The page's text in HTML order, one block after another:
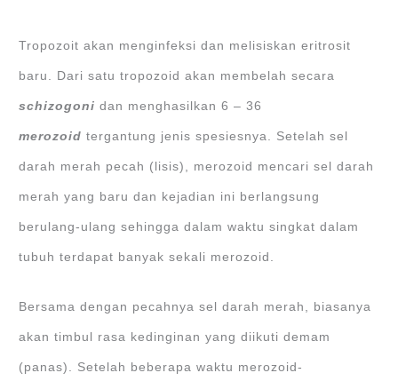
Tropozoit akan menginfeksi dan melisiskan eritrosit
baru. Dari satu tropozoid akan membelah secara
schizogoni dan menghasilkan 6 – 36
merozoid tergantung jenis spesiesnya. Setelah sel
darah merah pecah (lisis), merozoid mencari sel darah
merah yang baru dan kejadian ini berlangsung
berulang-ulang sehingga dalam waktu singkat dalam
tubuh terdapat banyak sekali merozoid.
Bersama dengan pecahnya sel darah merah, biasanya
akan timbul rasa kedinginan yang diikuti demam
(panas). Setelah beberapa waktu merozoid-